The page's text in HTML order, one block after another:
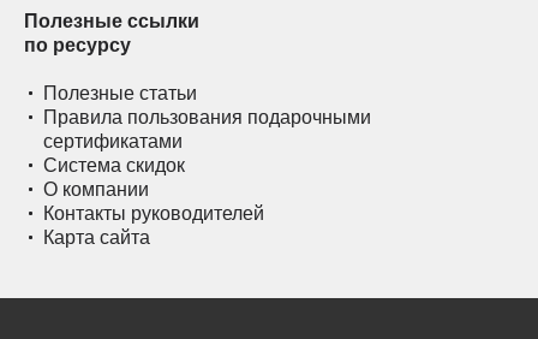
Полезные ссылки
по ресурсу
Полезные статьи
Правила пользования подарочными
сертификатами
Система скидок
О компании
Контакты руководителей
Карта сайта